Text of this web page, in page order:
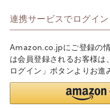
連携サービスでログイ
Amazon.co.jpにご登録の
は会員登録されるお客様
ログイン」ボタンよりお進